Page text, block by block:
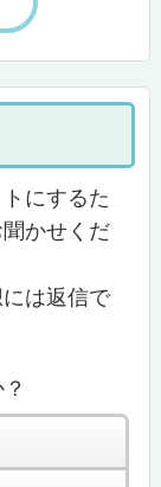
にするた
かせくだ
は返信で